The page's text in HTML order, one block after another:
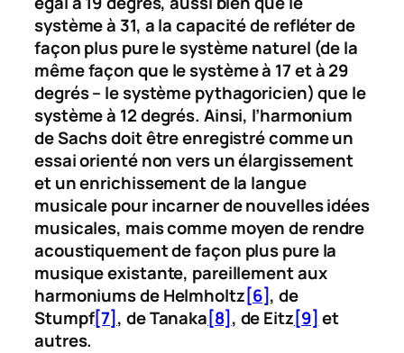
système à 31, a la capacité de refléter de
façon plus pure le système naturel (de la
même façon que le système à 17 et à 29
degrés – le système pythagoricien) que le
système à 12 degrés. Ainsi, l’harmonium
de Sachs doit être enregistré comme un
essai orienté non vers un élargissement
et un enrichissement de la langue
musicale pour incarner de nouvelles idées
musicales, mais comme moyen de rendre
acoustiquement de façon plus pure la
musique existante, pareillement aux
harmoniums de Helmholtz[6], de
Stumpf[7], de Tanaka[8], de Eitz[9]et
autres.